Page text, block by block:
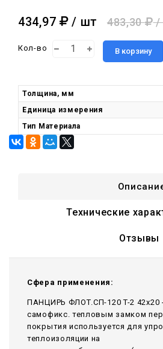
434,97 / шт 483,30 /
Кол-во В корзину
Толщина, мм
Единица измерения
Тип Материала
Технические
Отзывы
Сфера применения:
ПАНЦИРЬ ФЛОТ.СП-120 T-2 42x20
самофикс. тепловым замком
покрытия используется для
теплоизоляции на